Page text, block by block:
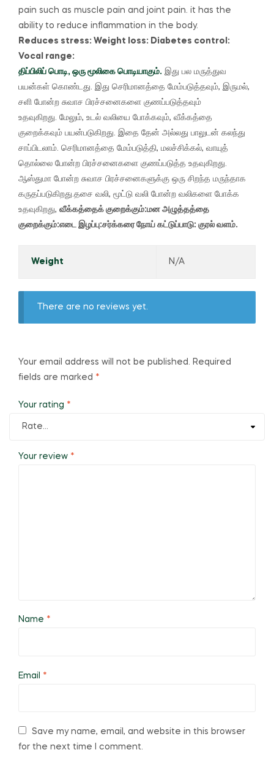
pain such as muscle pain and joint pain. it has the
ability to reduce inflammation in the body.
Reduces stress: Weight loss: Diabetes control:
Vocal range:
திப்பிலிப் பொடி, ஒரு மூலிகை பொடியாகும். இது பல மருத்துவ
பயன்கள் கொண்டது. இது செரிமானத்தை மேம்படுத்தவும், இருமல்,
சளி போன்ற சுவாச பிரச்சனைகளை குணப்படுத்தவும்
உதவுகிறது. மேலும், உடல் வலியை போக்கவும், வீக்கத்தை
குறைக்கவும் பயன்படுகிறது. இதை தேன் அல்லது பாலுடன் கலந்து
சாப்பிடலாம். செரிமானத்தை மேம்படுத்தி, மலச்சிக்கல், வாயுத்
தொல்லை போன்ற பிரச்சனைகளை குணப்படுத்த உதவுகிறது.
ஆஸ்துமா போன்ற சுவாச பிரச்சனைகளுக்கு ஒரு சிறந்த மருந்தாக
கருதப்படுகிறது.தசை வலி, மூட்டு வலி போன்ற வலிகளை போக்க
உதவுகிறது, வீக்கத்தைக் குறைக்கும்:மன அழுத்தத்தை
குறைக்கும்:எடை இழப்பு:சர்க்கரை நோய் கட்டுப்பாடு: குரல் வளம்.
Weight N/A
There are no reviews yet.
Your email address will not be published. Required
fields are marked *
Your rating *
Your review *
Name *
Email *
Save my name, email, and website in this browser
for the next time I comment.